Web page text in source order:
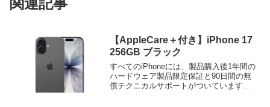
【AppleCare＋付き】iPhone 17
256GB ブラック
すべてのiPhoneには、製品購入後1年間の
ハードウェア製品限定保証と90日間の無
償テクニカルサポートがついています。